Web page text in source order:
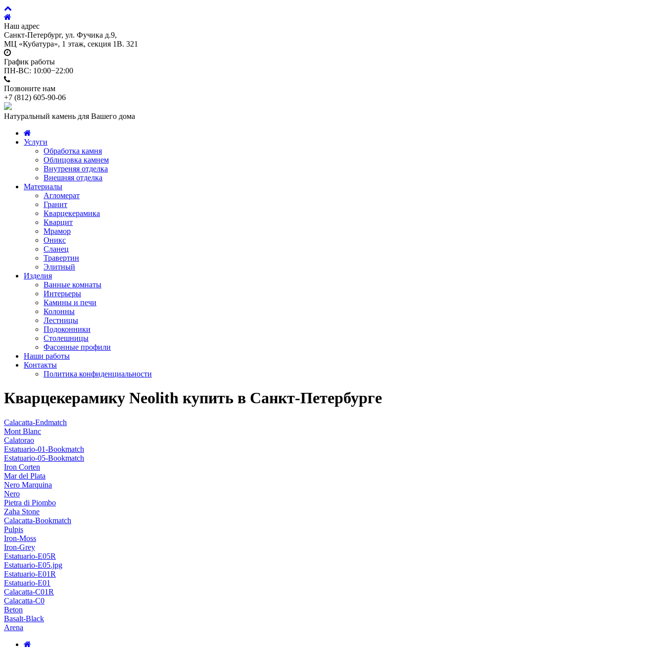
Наш адрес
Санкт-Петербург, ул. Фучика д.9,
МЦ «Кубатура», 1 этаж, секция 1В. 321
График работы
ПН-ВС: 10:00−22:00
Позвоните нам
+7 (812) 605-90-06
Натуральный камень для Вашего дома
Услуги
Обработка камня
Облицовка камнем
Внутреняя отделка
Внешняя отделка
Материалы
Агломерат
Гранит
Кварцекерамика
Кварцит
Мрамор
Оникс
Сланец
Травертин
Элитный
Изделия
Ванные комнаты
Интерьеры
Камины и печи
Колонны
Лестницы
Подоконники
Столешницы
Фасонные профили
Наши работы
Контакты
Политика конфиденциальности
Кварцекерамику Neolith купить в Санкт-Петербурге
Calacatta-Endmatch
Mont Blanc
Calatorao
Estatuario-01-Bookmatch
Estatuario-05-Bookmatch
Iron Corten
Mar del Plata
Nero Marquina
Nero
Pietra di Piombo
Zaha Stone
Calacatta-Bookmatch
Pulpis
Iron-Moss
Iron-Grey
Estatuario-E05R
Estatuario-E05.jpg
Estatuario-E01R
Estatuario-E01
Calacatta-C01R
Calacatta-C0
Beton
Basalt-Black
Arena